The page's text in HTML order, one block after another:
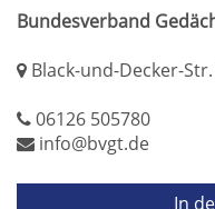
Bundesverband
Black-und-Decker-
06126 505780
info@bvgt.de
In